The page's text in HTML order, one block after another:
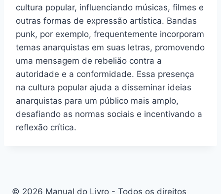
cultura popular, influenciando músicas, filmes e
outras formas de expressão artística. Bandas
punk, por exemplo, frequentemente incorporam
temas anarquistas em suas letras, promovendo
uma mensagem de rebelião contra a
autoridade e a conformidade. Essa presença
na cultura popular ajuda a disseminar ideias
anarquistas para um público mais amplo,
desafiando as normas sociais e incentivando a
reflexão crítica.
© 2026 Manual do Livro - Todos os direitos